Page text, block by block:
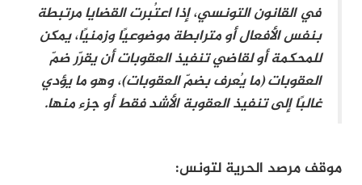
في القانون التونسي، إذا اعتُبرت القضايا مرتبطة
بنفس الأفعال أو مترابطة موضوعيًا وزمنيًا، يمكن
للمحكمة أو لقاضي تنفيذ العقوبات أن يقرّر ضمّ
العقوبات (ما يُعرف بضمّ العقوبات)، وهو ما يؤدي
غالبًا إلى تنفيذ العقوبة الأشد فقط أو جزء منها.
موقف مرصد الحرية لتونس: